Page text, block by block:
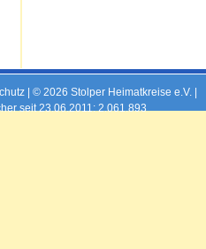
| © 2026 Stolper Heimatkreise e.V. |
seit 23.06.2011: 2.061.893